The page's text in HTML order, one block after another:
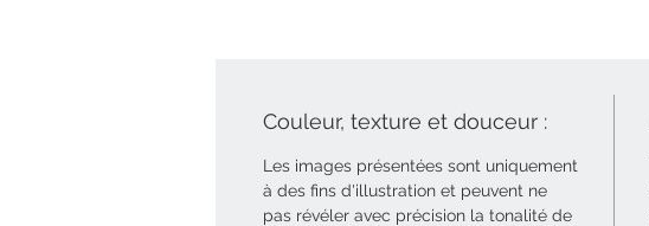
Couleur, texture et douceur :
Les images présentées sont uniquement
à des fins d'illustration et peuvent ne
pas révéler avec précision la tonalité de